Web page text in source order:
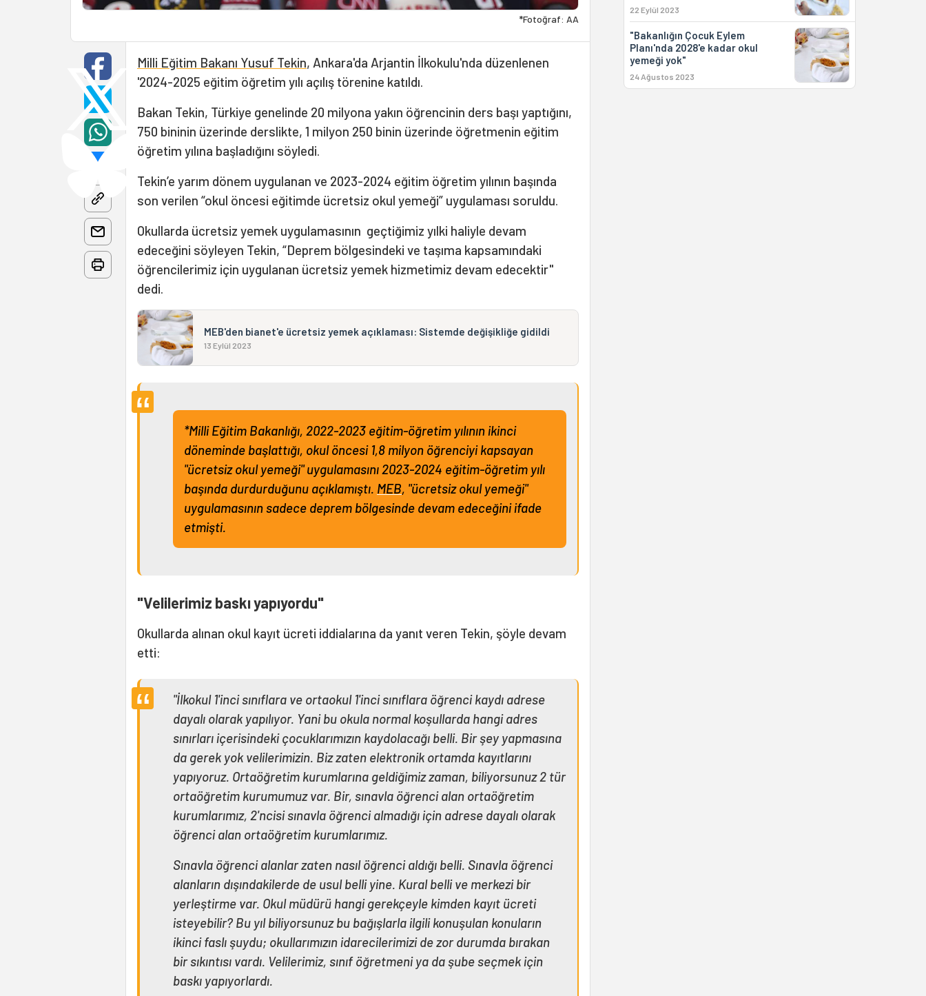
*Fotoğraf: AA
Milli Eğitim Bakanı Yusuf Tekin, Ankara'da Arjantin İlkokulu'nda düzenlenen
'2024-2025 eğitim öğretim yılı açılış törenine katıldı.
Bakan Tekin, Türkiye genelinde 20 milyona yakın öğrencinin ders başı yaptığını,
750 bininin üzerinde derslikte, 1 milyon 250 binin üzerinde öğretmenin eğitim
öğretim yılına başladığını söyledi.
Tekin’e yarım dönem uygulanan ve 2023-2024 eğitim öğretim yılının başında
son verilen “okul öncesi eğitimde ücretsiz okul yemeği” uygulaması soruldu.
Okullarda ücretsiz yemek uygulamasının geçtiğimiz yılki haliyle devam
edeceğini söyleyen Tekin, “Deprem bölgesindeki ve taşıma kapsamındaki
öğrencilerimiz için uygulanan ücretsiz yemek hizmetimiz devam edecektir"
dedi.
MEB'den bianet'e ücretsiz yemek açıklaması: Sistemde değişikliğe gidildi
13 Eylül 2023
*Milli Eğitim Bakanlığı, 2022-2023 eğitim-öğretim yılının ikinci
döneminde başlattığı, okul öncesi 1,8 milyon öğrenciyi kapsayan
"ücretsiz okul yemeği" uygulamasını 2023-2024 eğitim-öğretim yılı
başında durdurduğunu açıklamıştı. MEB, "ücretsiz okul yemeği"
uygulamasının sadece deprem bölgesinde devam edeceğini ifade
etmişti.
"Velilerimiz baskı yapıyordu"
Okullarda alınan okul kayıt ücreti iddialarına da yanıt veren Tekin, şöyle devam
etti:
"İlkokul 1'inci sınıflara ve ortaokul 1'inci sınıflara öğrenci kaydı adrese
dayalı olarak yapılıyor. Yani bu okula normal koşullarda hangi adres
sınırları içerisindeki çocuklarımızın kaydolacağı belli. Bir şey yapmasına
da gerek yok velilerimizin. Biz zaten elektronik ortamda kayıtlarını
yapıyoruz. Ortaöğretim kurumlarına geldiğimiz zaman, biliyorsunuz 2 tür
ortaöğretim kurumumuz var. Bir, sınavla öğrenci alan ortaöğretim
kurumlarımız, 2'ncisi sınavla öğrenci almadığı için adrese dayalı olarak
öğrenci alan ortaöğretim kurumlarımız.
Sınavla öğrenci alanlar zaten nasıl öğrenci aldığı belli. Sınavla öğrenci
alanların dışındakilerde de usul belli yine. Kural belli ve merkezi bir
yerleştirme var. Okul müdürü hangi gerekçeyle kimden kayıt ücreti
isteyebilir? Bu yıl biliyorsunuz bu bağışlarla ilgili konuşulan konuların
ikinci faslı şuydu; okullarımızın idarecilerimizi de zor durumda bırakan
bir sıkıntısı vardı. Velilerimiz, sınıf öğretmeni ya da şube seçmek için
baskı yapıyorlardı.
22 Eylül 2023
"Bakanlığın Çocuk Eylem
Planı'nda 2028'e kadar okul
yemeği yok"
24 Ağustos 2023